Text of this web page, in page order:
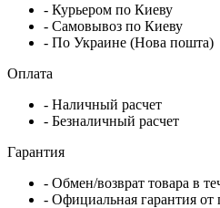
- Курьером по Киеву
- Самовывоз по Киеву
- По Украине (Нова пошта)
Оплата
- Наличный расчет
- Безналичный расчет
Гарантия
- Обмен/возврат товара в
- Официальная гарантия от